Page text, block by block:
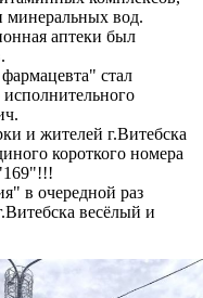
минеральных вод.
аптеки был
стал
исполнительного
и жителей г.Витебска
короткого номера
в очередной раз
весёлый и